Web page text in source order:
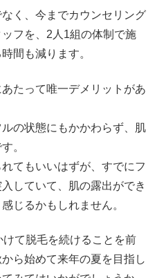
く、今までカウンセリング
フを、2人1組の体制で施
間も減ります。
たって唯一デメリットがあ
の状態にもかかわらず、肌
。
てもいいはずが、すでにフ
していて、肌の露出ができ
じるかもしれません。
て脱毛を続けることを前
ら始めて来年の夏を目指し